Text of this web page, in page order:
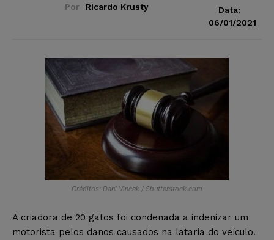
Por Ricardo Krusty
Data:
06/01/2021
Créditos: Dani Vincek / Shutterstock.com
A criadora de 20 gatos foi condenada a indenizar um
motorista pelos danos causados na lataria do veículo.